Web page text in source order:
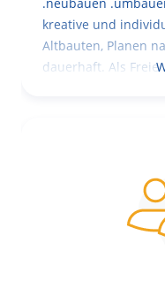
kreative und
Altbauten, Planen
dauerhaft. Als Freie